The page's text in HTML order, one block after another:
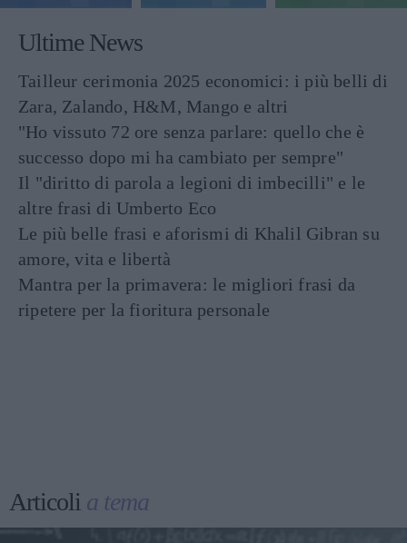
Ultime News
Tailleur cerimonia 2025 economici: i più belli di
Zara, Zalando, H&M, Mango e altri
"Ho vissuto 72 ore senza parlare: quello che è
successo dopo mi ha cambiato per sempre"
Il "diritto di parola a legioni di imbecilli" e le
altre frasi di Umberto Eco
Le più belle frasi e aforismi di Khalil Gibran su
amore, vita e libertà
Mantra per la primavera: le migliori frasi da
ripetere per la fioritura personale
Articoli a tema